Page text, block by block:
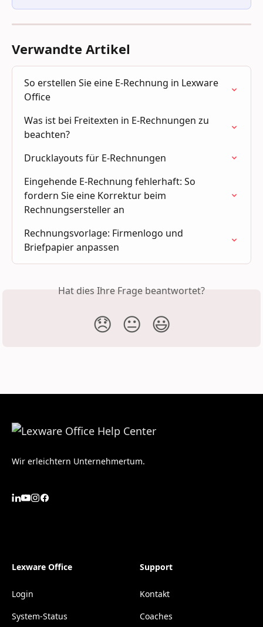
Verwandte Artikel
So erstellen Sie eine E-Rechnung in Lexware
Office
Was ist bei Freitexten in E-Rechnungen zu
beachten?
Drucklayouts für E-Rechnungen
Eingehende E-Rechnung fehlerhaft: So
fordern Sie eine Korrektur beim
Rechnungsersteller an
Rechnungsvorlage: Firmenlogo und
Briefpapier anpassen
Hat dies Ihre Frage beantwortet?
😞 😐 😃
Wir erleichtern Unternehmertum.
Lexware Office
Login
System-Status
Support
Kontakt
Coaches